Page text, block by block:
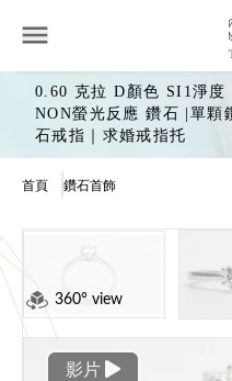
0.60 克拉 D顏色 SI1淨
NON螢光反應 鑽石 |單
石戒指｜求婚戒指托
首頁 鑽石首飾
360° view
影片